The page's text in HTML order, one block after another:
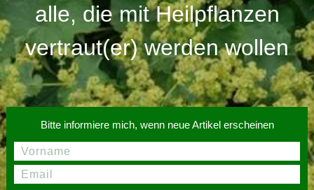
alle, die mit Heilpflanzen
vertraut(er) werden wollen
Bitte informiere mich, wenn neue Artikel erscheinen